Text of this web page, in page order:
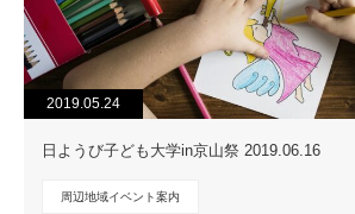
2019.05.24
日ようび子ども大学in京山祭 2019.06.16
周辺地域イベント案内